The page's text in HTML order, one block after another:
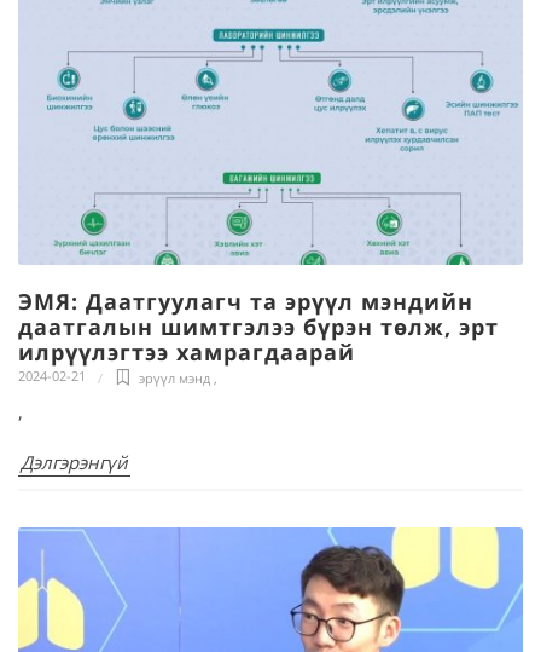
ЭМЯ: Даатгуулагч та эрүүл мэндийн
даатгалын шимтгэлээ бүрэн төлж, эрт
илрүүлэгтээ хамрагдаарай
2024-02-21 эрүүл мэнд ,
,
Дэлгэрэнгүй